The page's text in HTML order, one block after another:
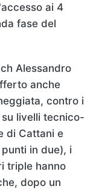
ai 4
fase del
Alessandro
anche
contro i
livelli tecnico-
di Cattani e
in due), i
triple hanno
dopo un